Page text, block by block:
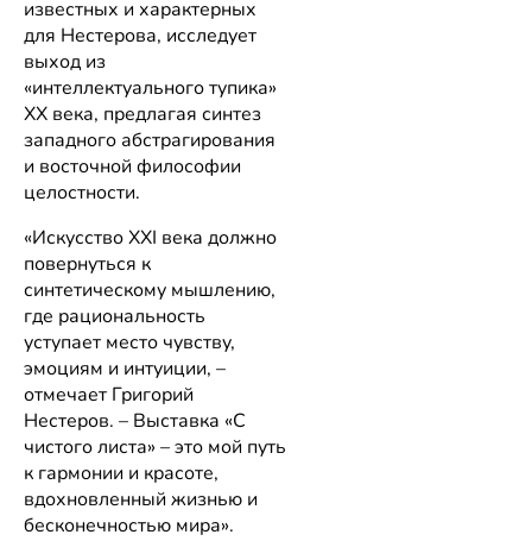
известных и характерных
для Нестерова, исследует
выход из
«интеллектуального тупика»
XX века, предлагая синтез
западного абстрагирования
и восточной философии
целостности.
«Искусство XXI века должно
повернуться к
синтетическому мышлению,
где рациональность
уступает место чувству,
эмоциям и интуиции, –
отмечает Григорий
Нестеров. – Выставка «С
чистого листа» – это мой путь
к гармонии и красоте,
вдохновленный жизнью и
бесконечностью мира».